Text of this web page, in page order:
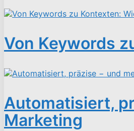
Von Keywords
Automatisiert,
Marketing